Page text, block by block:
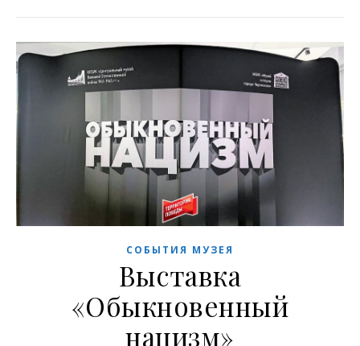
СОБЫТИЯ МУЗЕЯ
Выставка
«Обыкновенный
нацизм»